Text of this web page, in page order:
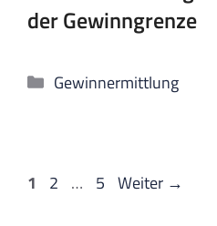
der Gewinngrenze
Kategorien
Gewinnermittlung
Seite
1 Seite
2 … Seite
5 Weiter →